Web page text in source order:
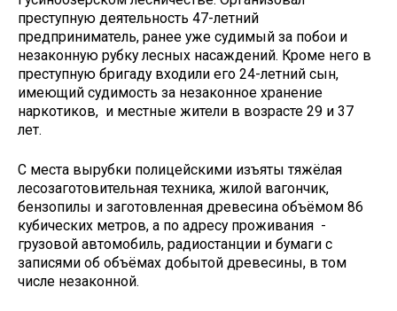
преступную деятельность 47-летний
предприниматель, ранее уже судимый за побои и
незаконную рубку лесных насаждений. Кроме него в
преступную бригаду входили его 24-летний сын,
имеющий судимость за незаконное хранение
наркотиков, и местные жители в возрасте 29 и 37
лет.
С места вырубки полицейскими изъяты тяжёлая
лесозаготовительная техника, жилой вагончик,
бензопилы и заготовленная древесина объёмом 86
кубических метров, а по адресу проживания -
грузовой автомобиль, радиостанции и бумаги с
записями об объёмах добытой древесины, в том
числе незаконной.